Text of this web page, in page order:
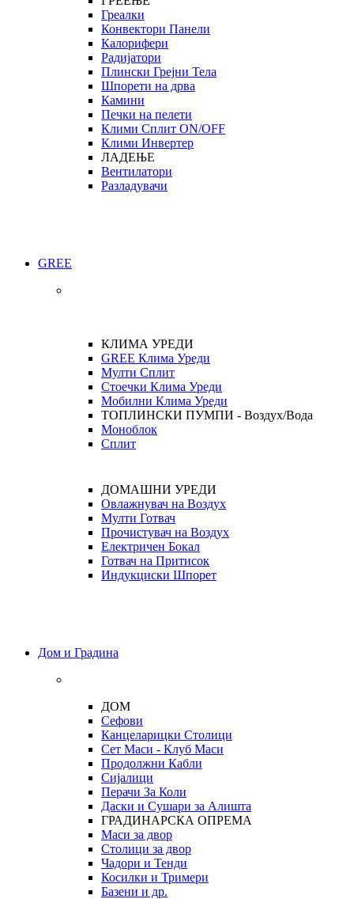
Греалки
Конвектори Панели
Калорифери
Радијатори
Плински Грејни Тела
Шпорети на дрва
Камини
Печки на пелети
Клими Сплит ON/OFF
Клими Инвертер
ЛАДЕЊЕ
Вентилатори
Разладувачи
GREE
КЛИМА УРЕДИ
GREE Клима Уреди
Мулти Сплит
Стоечки Клима Уреди
Мобилни Клима Уреди
ТОПЛИНСКИ ПУМПИ - Воздух/Вода
Моноблок
Сплит
ДОМАШНИ УРЕДИ
Овлажнувач на Воздух
Мулти Готвач
Прочистувач на Воздух
Електричен Бокал
Готвач на Притисок
Индукциски Шпорет
Дом и Градина
ДОМ
Сефови
Канцеларицки Столици
Сет Маси - Клуб Маси
Продолжни Кабли
Сијалици
Перачи За Коли
Даски и Сушари за Алишта
ГРАДИНАРСКА ОПРЕМА
Маси за двор
Столици за двор
Чадори и Тенди
Косилки и Тримери
Базени и др.